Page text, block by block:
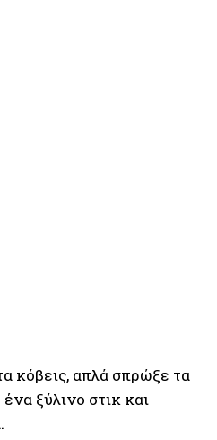
κόβεις, απλά σπρώξε τα
ξύλινο στικ και